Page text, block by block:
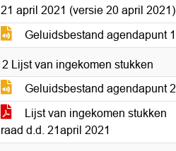
21 april 2021 (versie 20 april 2021)
Geluidsbestand agendapunt 1
2 Lijst van ingekomen stukken
Geluidsbestand agendapunt 2
Lijst van ingekomen stukken
raad d.d. 21april 2021